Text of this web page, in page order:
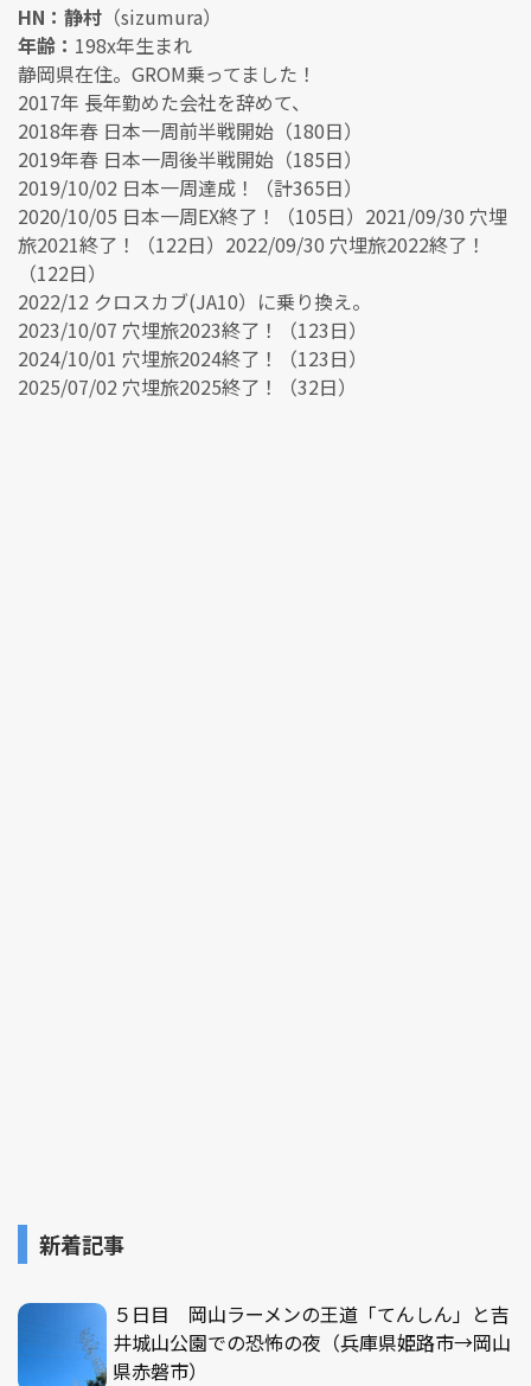
HN：静村 （sizumura）
年齢： 198x年生まれ
静岡県在住。GROM乗ってました！
2017年 長年勤めた会社を辞めて、
2018年春 日本一周前半戦開始（180日）
2019年春 日本一周後半戦開始（185日）
2019/10/02 日本一周達成！（計365日）
2020/10/05 日本一周EX終了！（105日）2021/09/30 穴埋
旅2021終了！（122日）2022/09/30 穴埋旅2022終了！
（122日）
2022/12 クロスカブ(JA10）に乗り換え。
2023/10/07 穴埋旅2023終了！（123日）
2024/10/01 穴埋旅2024終了！（123日）
2025/07/02 穴埋旅2025終了！（32日）
新着記事
５日目 岡山ラーメンの王道「てんしん」と吉
井城山公園での恐怖の夜（兵庫県姫路市→岡山
県赤磐市）